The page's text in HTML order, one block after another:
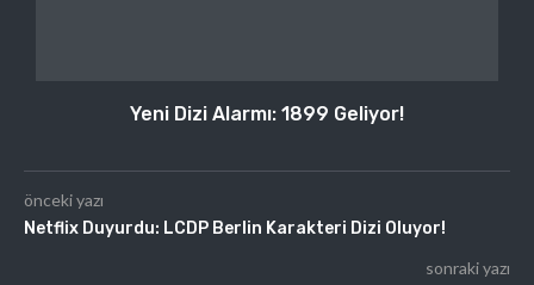
Yeni Dizi Alarmı: 1899 Geliyor!
önceki yazı
Netflix Duyurdu: LCDP Berlin Karakteri Dizi Oluyor!
sonraki yazı